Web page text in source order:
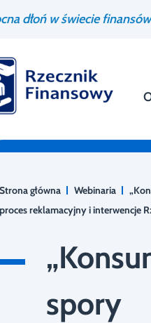
dłoń w świecie finansów
Strona główna Webinaria
proces reklamacyjny i interwencje
spory